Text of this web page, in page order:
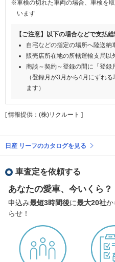
※車検の切れた車両の場合、車検を
います
【ご注意】以下の場合などで支払
自宅などの指定の場所へ陸送納
販売店所在地の所轄運輸支局以
商談～契約～登録の間に「登録
（登録月が3月から4月にずれ
ます）
[ 情報提供：(株)リクルート ]
日産 リーフのカタログを見る
車査定を依頼する
あなたの愛車、今いくら？
申込み最短3時間後に最大20社か
らせ！